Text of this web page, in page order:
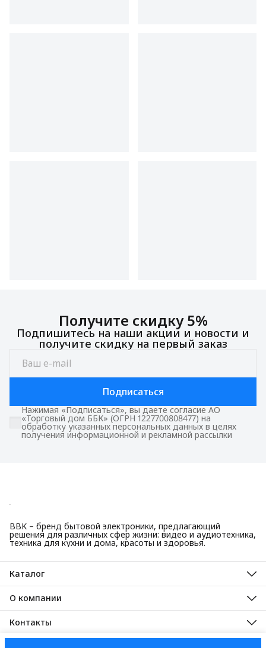
Получите скидку 5%
Подпишитесь на наши акции и новости и
получите скидку на первый заказ
Подписаться
Нажимая «Подписаться», вы даете согласие АО
«Торговый дом ББК» (ОГРН 1227700808477) на
обработку указанных персональных данных в целях
получения информационной и рекламной рассылки
BBK – бренд бытовой электроники, предлагающий
решения для различных сфер жизни: видео и аудиотехника,
техника для кухни и дома, красоты и здоровья.
Каталог
Красота и здоровье
Техника для кухни
Техника для дома
ТВ, аудио, видео
О компании
О нас
Гарантийные обязательства
Контакты
Адрес